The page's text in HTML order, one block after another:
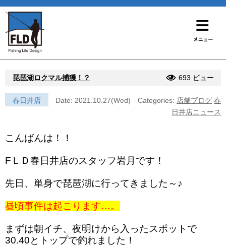
琵琶湖ロクマル捕獲！？ 693 ビュー
春日井店 Date: 2021.10.27(Wed) Categories: 店舗ブログ 春
日井店ニュース
こんばんは！！
FＬＤ春日井店のスタッフ岩月です！
先日、単身で琵琶湖に行ってきました～♪
昼頃事件は起こります…。
まずは朝イチ、夜明けから入ったスポットで
30.40とトップで釣れました！